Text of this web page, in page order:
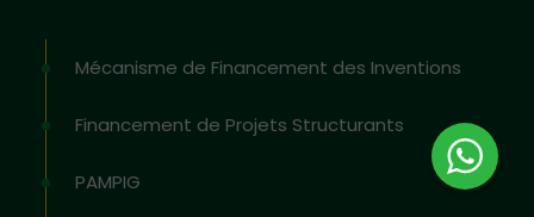
Mécanisme de Financement des Inventions
Financement de Projets Structurants
PAMPIG